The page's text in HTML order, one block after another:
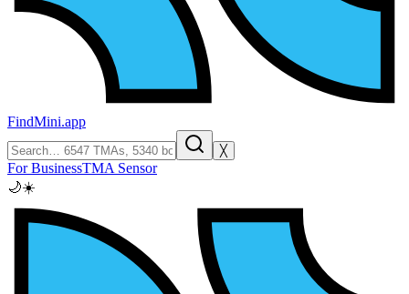
FindMini.app
╳
For BusinessTMA Sensor
🌙☀️